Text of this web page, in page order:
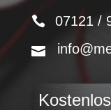
07121 /